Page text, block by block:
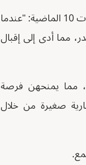
يقول مصطفى عبد اللطيف، المشرف الميداني في CARE Egypt على مدى السنوات 10 الماضية: "عندما
مما أدى إلى إقبال
مما يمنحهن فرصة
صغيرة من خلال